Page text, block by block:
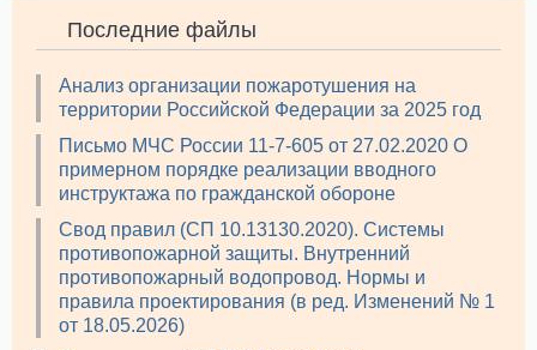
Последние файлы
Анализ организации пожаротушения на
территории Российской Федерации за 2025 год
Письмо МЧС России 11-7-605 от 27.02.2020 О
примерном порядке реализации вводного
инструктажа по гражданской обороне
Свод правил (СП 10.13130.2020). Системы
противопожарной защиты. Внутренний
противопожарный водопровод. Нормы и
правила проектирования (в ред. Изменений № 1
от 18.05.2026)